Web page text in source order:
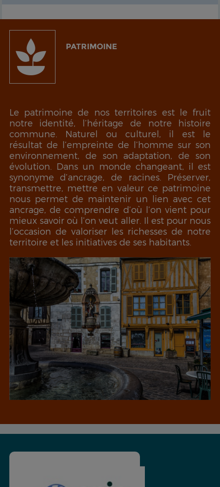
PATRIMOINE
Le patrimoine de nos territoires est le fruit
notre identité, l’héritage de notre histoire
commune. Naturel ou culturel, il est le
résultat de l’empreinte de l’homme sur son
environnement, de son adaptation, de son
évolution.
Dans un monde changeant, il est
synonyme d’ancrage, de racines. Préserver,
transmettre, mettre en valeur ce patrimoine
nous permet de maintenir un lien avec cet
ancrage, de comprendre d’où l’on vient pour
mieux savoir où l’on veut aller. Il est pour nous
l’occasion de valoriser les richesses de notre
territoire et les initiatives de ses habitants.